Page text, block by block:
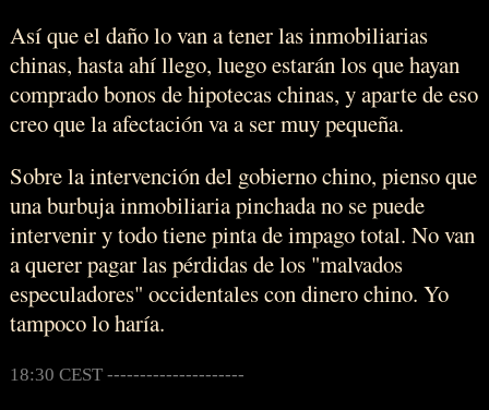
Así que el daño lo van a tener las inmobiliarias
chinas, hasta ahí llego, luego estarán los que hayan
comprado bonos de hipotecas chinas, y aparte de eso
creo que la afectación va a ser muy pequeña.
Sobre la intervención del gobierno chino, pienso que
una burbuja inmobiliaria pinchada no se puede
intervenir y todo tiene pinta de impago total. No van
a querer pagar las pérdidas de los "malvados
especuladores" occidentales con dinero chino. Yo
tampoco lo haría.
18:30 CEST ---------------------